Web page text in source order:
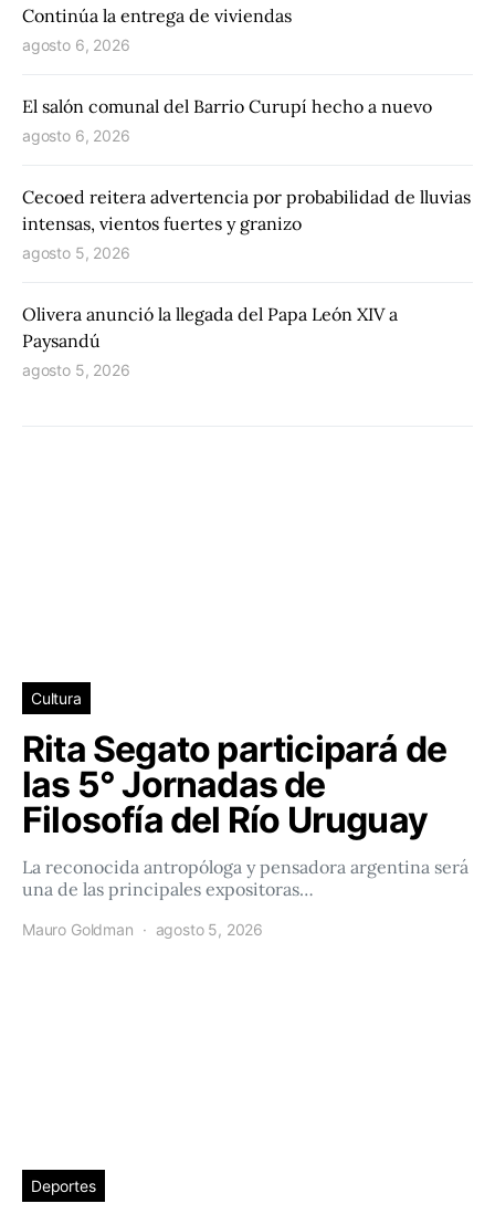
Continúa la entrega de viviendas
agosto 6, 2026
El salón comunal del Barrio Curupí hecho a nuevo
agosto 6, 2026
Cecoed reitera advertencia por probabilidad de lluvias
intensas, vientos fuertes y granizo
agosto 5, 2026
Olivera anunció la llegada del Papa León XIV a
Paysandú
agosto 5, 2026
Cultura
Rita Segato participará de
las 5° Jornadas de
Filosofía del Río Uruguay
La reconocida antropóloga y pensadora argentina será
una de las principales expositoras…
Mauro Goldman agosto 5, 2026
Deportes